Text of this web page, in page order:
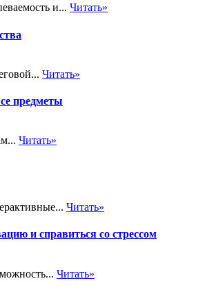
и... Читать»
Читать»
предметы
Читать»
Читать»
и справиться со стрессом
Читать»